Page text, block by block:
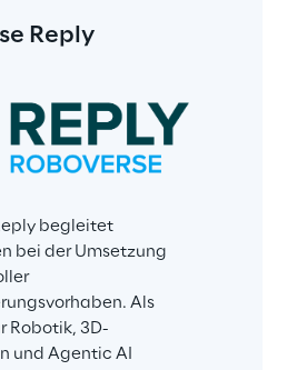
Reply
begleitet
bei der Umsetzung
Als
Robotik, 3D-
und Agentic AI